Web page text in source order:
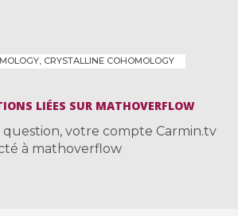
CRYSTALLINE COHOMOLOGY
LIÉES SUR MATHOVERFLOW
votre compte Carmin.tv
à mathoverflow